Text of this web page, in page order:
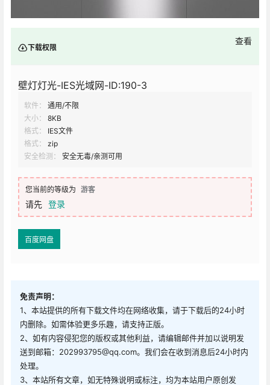
下载权限
查看
壁灯灯光-IES光域网-ID:190-3
软件：
通用/不限
大小：
8KB
格式：
IES文件
格式：
zip
安全检测：
安全无毒/亲测可用
您当前的等级为 游客
请先 登录
百度网盘
免责声明：
1、本站提供的所有下载文件均在网络收集，请于下载后的24小时
内删除。如需体验更多乐趣，请支持正版。
2、如有内容侵犯您的版权或其他利益，请编辑邮件并加以说明发
送到邮箱：202993795@qq.com。我们会在收到消息后24小时内
处理。
3、本站所有文章，如无特殊说明或标注，均为本站用户原创发